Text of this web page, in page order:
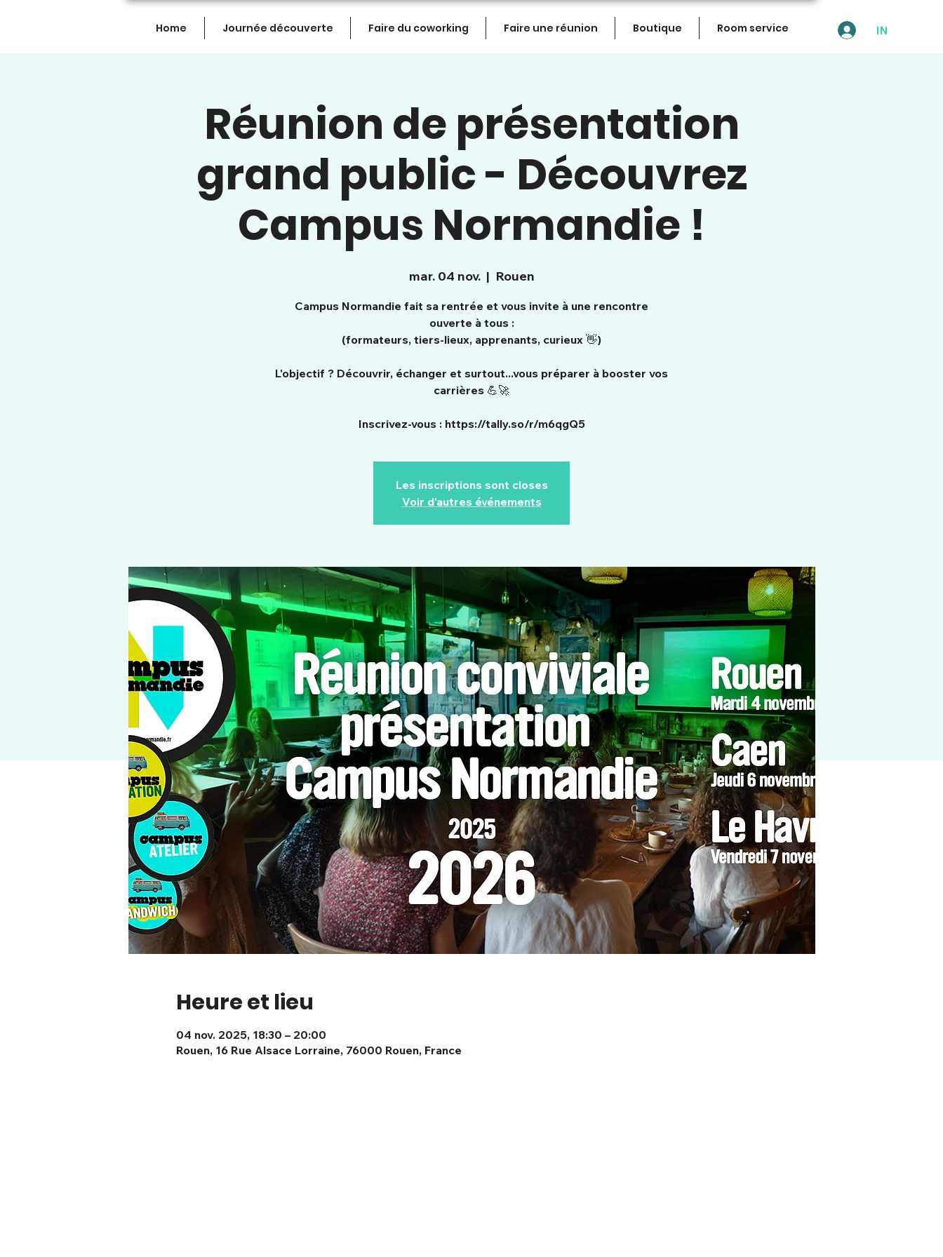
Home Journée découverte Faire du coworking Faire une réunion Boutique Room service IN
Réunion de présentation
grand public - Découvrez
Campus Normandie !
mar. 04 nov.
  |
Rouen
Campus Normandie fait sa rentrée et vous invite à une rencontre
ouverte à tous :
(formateurs, tiers-lieux, apprenants, curieux 👋)
L'objectif ? Découvrir, échanger et surtout...vous préparer à booster vos
carrières 💪🚀
Inscrivez-vous : https://tally.so/r/m6qgQ5
Les inscriptions sont closes
Voir d'autres événements
Heure et lieu
04 nov. 2025, 18:30 – 20:00
Rouen, 16 Rue Alsace Lorraine, 76000 Rouen, France